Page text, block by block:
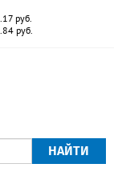
руб.
руб.
НАЙТИ